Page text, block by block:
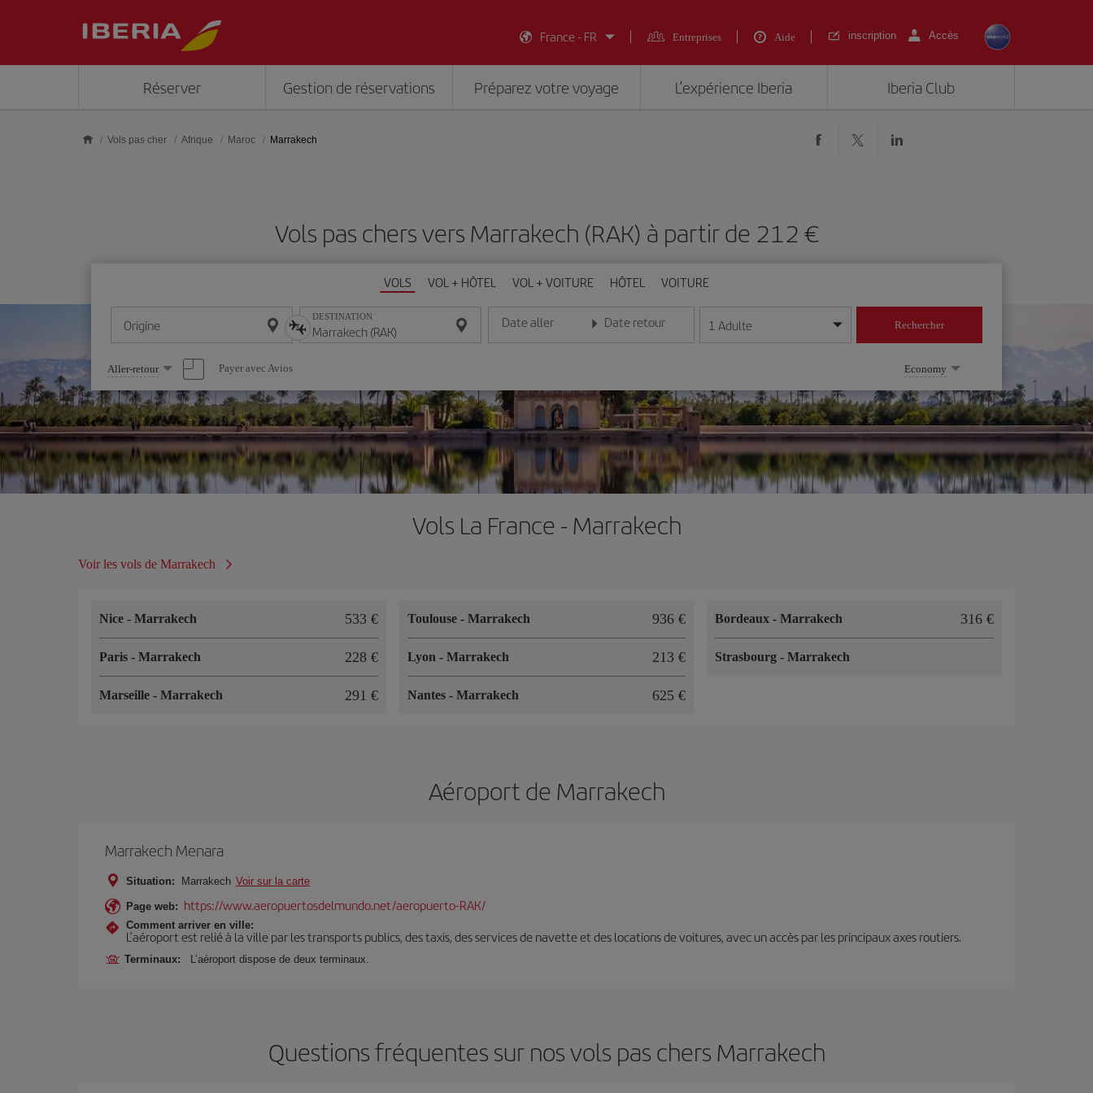
France - FR
Entreprises Aide inscription Accès
Réserver Gestion de réservations Préparez votre voyage L’expérience Iberia Iberia Club
Vols pas cher Afrique Maroc Marrakech
Vols pas chers vers Marrakech (RAK) à partir de 212 €
VOLS VOL + HÔTEL VOL + VOITURE HÔTEL VOITURE
Origine DESTINATION Date aller
Entrez la date au format jour/mois/année
Date retour
Entrez la date au format jour/mois/année
1 Adulte Rechercher
Sélectionnez
une
option
Aller-retour Payer avec Avios Economy
Vols La France - Marrakech
Voir les vols de Marrakech
Nice - Marrakech 533 €
Paris - Marrakech 228 €
Marseille - Marrakech 291 €
Toulouse - Marrakech 936 €
Lyon - Marrakech 213 €
Nantes - Marrakech 625 €
Bordeaux-Marrakech 316 €
Strasbourg-Marrakech
Aéroport de Marrakech
Marrakech Menara
Situation: Marrakech Voir sur la carte
Page web: https://www.aeropuertosdelmundo.net/aeropuerto-RAK/
Comment arriver en ville:
L’aéroport est relié à la ville par les transports publics, des taxis, des services de navette et des locations de voitures, avec un accès par les principaux axes routiers.
Terminaux: L’aéroport dispose de deux terminaux.
Questions fréquentes sur nos vols pas chers Marrakech